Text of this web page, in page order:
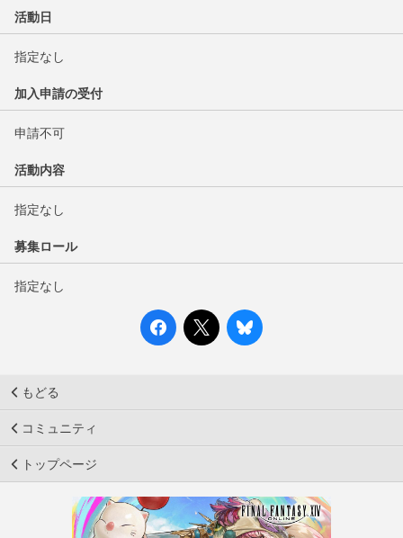
活動日
指定なし
加入申請の受付
申請不可
活動内容
指定なし
募集ロール
指定なし
もどる
コミュニティ
トップページ